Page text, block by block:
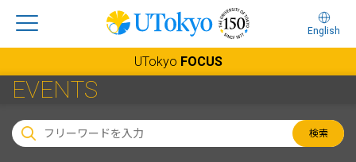
English
UTokyo FOCUS
EVENTS
検索